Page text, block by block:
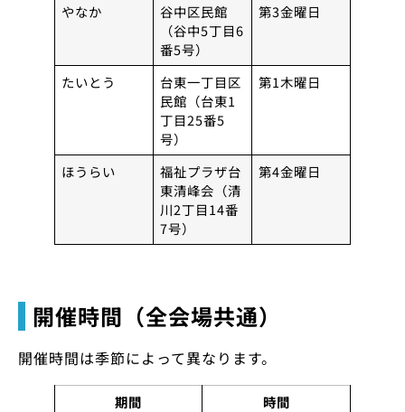
やなか
谷中区民館
（谷中5丁目6
番5号）
第3金曜日
たいとう
台東一丁目区
民館（台東1
丁目25番5
号）
第1木曜日
ほうらい
福祉プラザ台
東清峰会（清
川2丁目14番
7号）
第4金曜日
開催時間（全会場共通）
開催時間は季節によって異なります。
期間
時間